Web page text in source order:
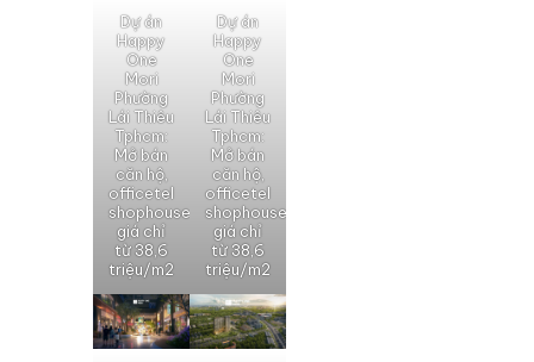
Dự án
Happy
One
Mori
Phường
Lái Thiêu
Tphcm:
Mở bán
căn hộ,
officetel
shophouse
giá chỉ
từ 38,6
triệu/m2
Dự án
Happy
One
Mori
Phường
Lái Thiêu
Tphcm:
Mở bán
căn hộ,
officetel
shophouse
giá chỉ
từ 38,6
triệu/m2